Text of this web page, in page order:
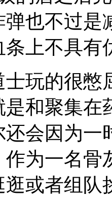
也不过是
上不具有
士玩的很
和聚集在
会因为一
为一名骨
或者组队